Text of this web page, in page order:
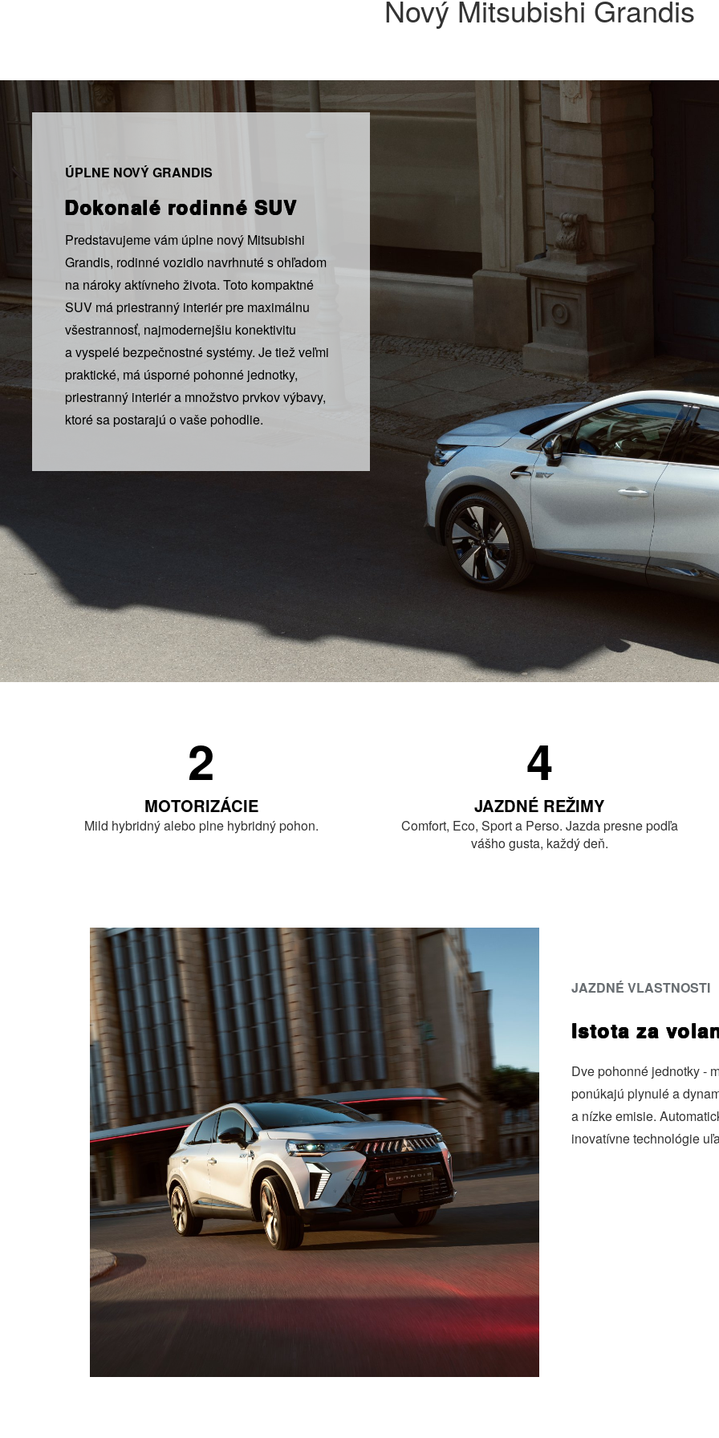
Nový Mitsubishi Grandis
ÚPLNE NOVÝ GRANDIS
Dokonalé rodinné SUV
Predstavujeme vám úplne nový Mitsubishi
Grandis, rodinné vozidlo navrhnuté s ohľadom
na nároky aktívneho života. Toto kompaktné
SUV má priestranný interiér pre maximálnu
všestrannosť, najmodernejšiu konektivitu
a vyspelé bezpečnostné systémy. Je tiež veľmi
praktické, má úsporné pohonné jednotky,
priestranný interiér a množstvo prvkov výbavy,
ktoré sa postarajú o vaše pohodlie.
2
MOTORIZÁCIE
Mild hybridný alebo plne hybridný pohon.
4
JAZDNÉ REŽIMY
Comfort, Eco, Sport a Perso. Jazda presne podľa
vášho gusta, každý deň.
JAZDNÉ VLASTNOSTI
Istota za
Dve pohonné jednotky ‑
ponúkajú plynulé a
a nízke emisie.
inovatívne technológie